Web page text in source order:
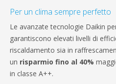
Per un clima sempre perfetto
Le avanzate tecnologie Daikin
garantiscono elevati livelli di
riscaldamento sia in
un risparmio fino al 40%
in classe A++.